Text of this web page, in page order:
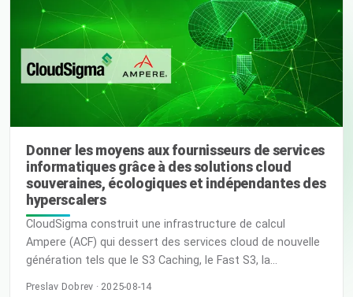
télécommunications sont à la croisée des chemins. Lors
de récentes conversations avec des partenaires et… Lire
la suite
Donner les moyens aux fournisseurs de services
informatiques grâce à des solutions cloud
souveraines, écologiques et indépendantes des
hyperscalers
CloudSigma construit une infrastructure de calcul
Ampere (ACF) qui dessert des services cloud de nouvelle
génération tels que le S3 Caching, le Fast S3, la
virtualisation KVM ARM / les applications Cloud Native et
Preslav Dobrev · 2025-08-14